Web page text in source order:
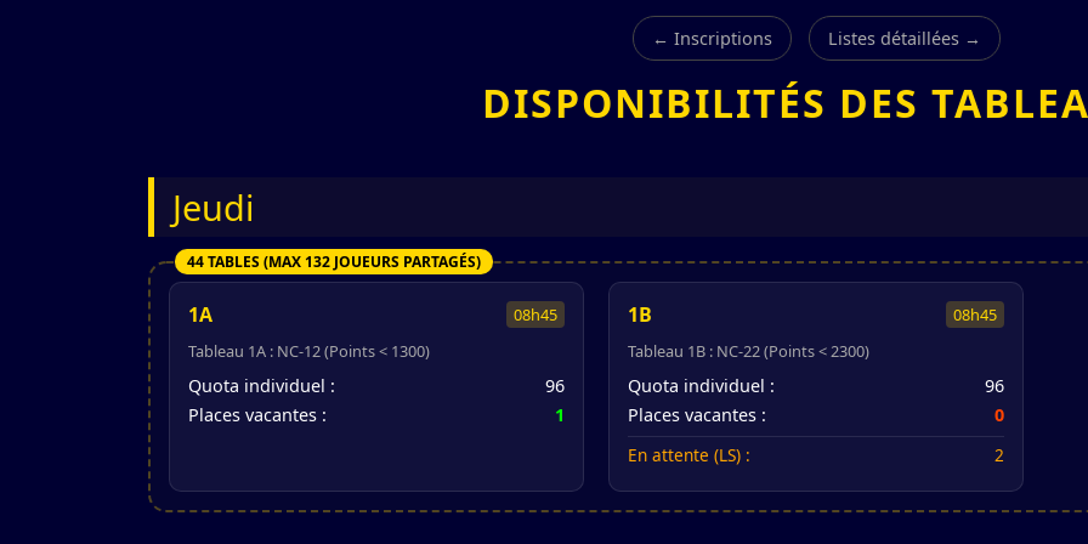
← Inscriptions Listes détaillées →
DISPONIBILITÉS DES
Jeudi
44 TABLES (MAX 132 JOUEURS PARTAGÉS)
1A
08h45
Tableau 1A : NC-12 (Points < 1300)
Quota individuel :
96
Places vacantes :
1
1B
08h45
Tableau 1B : NC-22 (Points < 2300)
Quota individuel :
96
Places vacantes :
0
En attente (LS) :
2